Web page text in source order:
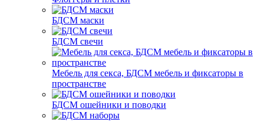
БДСМ маски
БДСМ свечи
Мебель для секса, БДСМ мебель и фиксаторы в
пространстве
БДСМ ошейники и поводки